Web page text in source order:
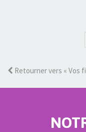
Retourner vers « Vos